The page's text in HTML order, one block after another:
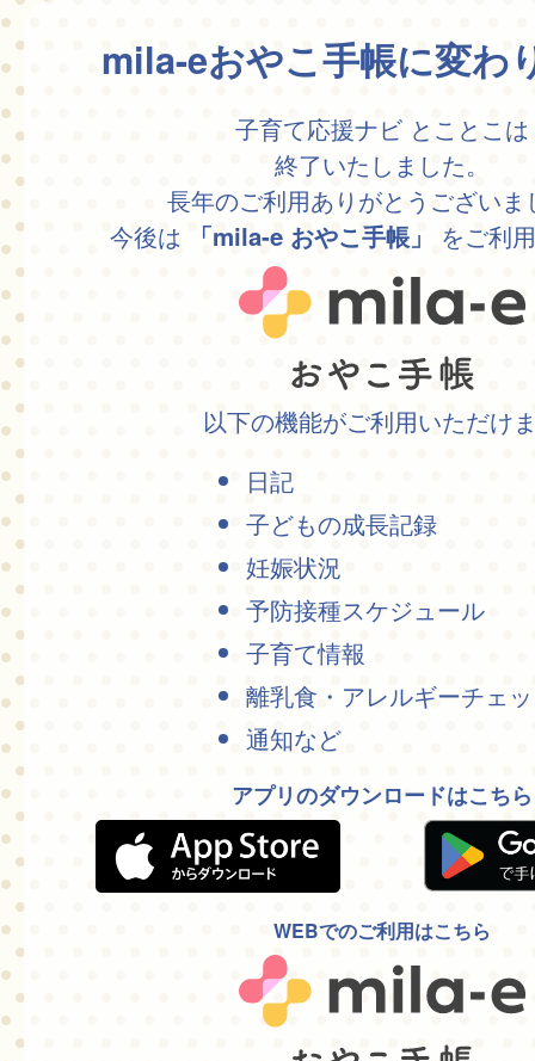
mila-eおやこ手帳に変わ
子育て応援ナビ とことこは
終了いたしました。
長年のご利用ありがとうございま
今後は
「mila-e おやこ手帳」 をご利
以下の機能がご利用いただけ
日記
子どもの成長記録
妊娠状況
予防接種スケジュール
子育て情報
離乳食・アレルギーチェ
通知など
アプリのダウンロードはこちら
WEBでのご利用はこちら